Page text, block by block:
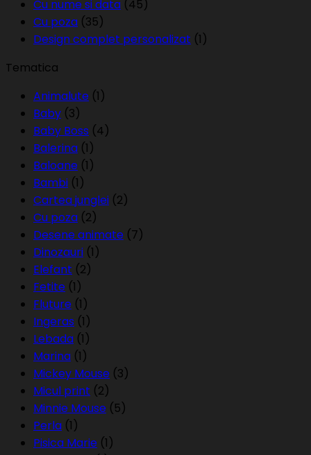
Cu nume si data (45)
Cu poza (35)
Design complet personalizat (1)
Tematica
Animalute (1)
Baby (3)
Baby Boss (4)
Balerina (1)
Baloane (1)
Bambi (1)
Cartea junglei (2)
Cu poza (2)
Desene animate (7)
Dinozauri (1)
Elefant (2)
Fetite (1)
Fluture (1)
Ingeras (1)
Lebada (1)
Marina (1)
Mickey Mouse (3)
Micul print (2)
Minnie Mouse (5)
Perla (1)
Pisica Marie (1)